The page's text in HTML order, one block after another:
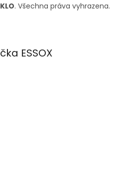
. Všechna práva vyhrazena.
ESSOX